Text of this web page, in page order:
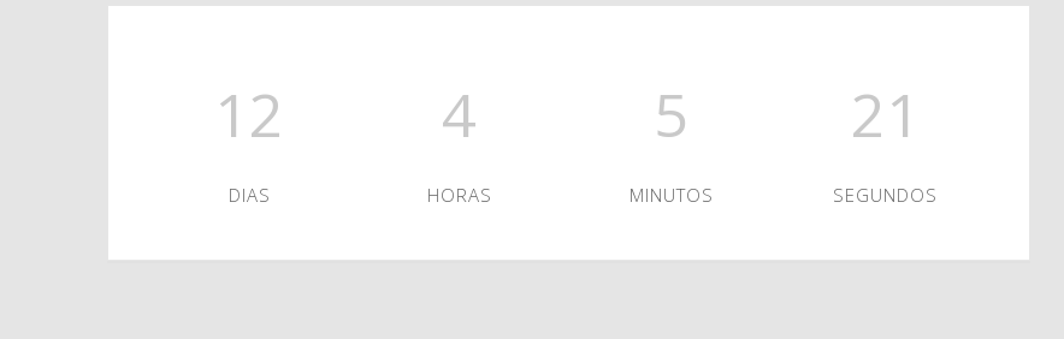
12
DIAS
4
HORAS
5
MINUTOS
20
SEGUNDOS